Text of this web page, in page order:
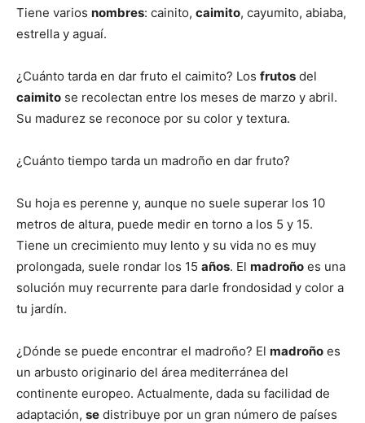
Tiene varios nombres: cainito, caimito, cayumito, abiaba,
estrella y aguaí.
¿Cuánto tarda en dar fruto el caimito? Los frutos del
caimito se recolectan entre los meses de marzo y abril.
Su madurez se reconoce por su color y textura.
¿Cuánto tiempo tarda un madroño en dar fruto?
Su hoja es perenne y, aunque no suele superar los 10
metros de altura, puede medir en torno a los 5 y 15.
Tiene un crecimiento muy lento y su vida no es muy
prolongada, suele rondar los 15 años. El madroño es una
solución muy recurrente para darle frondosidad y color a
tu jardín.
¿Dónde se puede encontrar el madroño? El madroño es
un arbusto originario del área mediterránea del
continente europeo. Actualmente, dada su facilidad de
adaptación, se distribuye por un gran número de países